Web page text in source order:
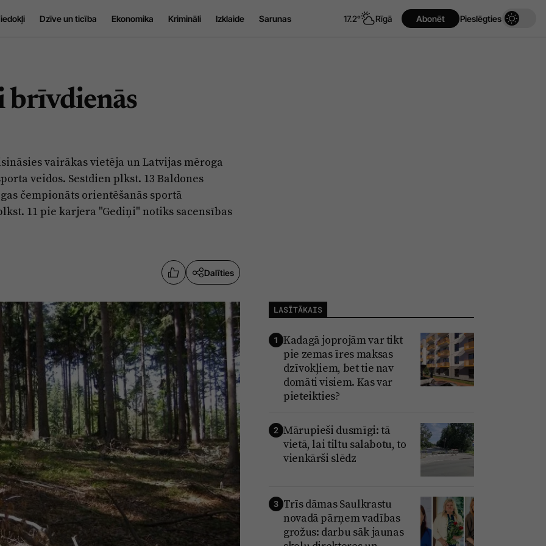
Dzīve un ticība Ekonomika Krimināli Izklaide Sarunas 17.2° Rīgā Abonēt Pieslēgties
brīvdienās
vairākas vietēja un Latvijas mēroga
veidos. Sestdien plkst. 13 Baldones
čempionāts orientēšanās sportā
11 pie karjera "Gediņi" notiks sacensības
Dalīties
LASĪTĀKAIS
1 Kadagā joprojām var tikt
pie zemas īres maksas
dzīvokļiem, bet tie nav
domāti visiem. Kas var
pieteikties?
2 Mārupieši dusmīgi: tā
vietā, lai tiltu salabotu, to
vienkārši slēdz
3 Trīs dāmas Saulkrastu
novadā pārņem vadības
grožus: darbu sāk jaunas